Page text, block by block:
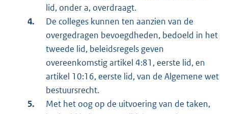
lid, onder a, overdraagt.
De colleges kunnen ten aanzien van de
overgedragen bevoegdheden, bedoeld in het
tweede lid, beleidsregels geven
overeenkomstig artikel 4:81, eerste lid, en
artikel 10:16, eerste lid, van de Algemene wet
bestuursrecht.
Met het oog op de uitvoering van de taken,